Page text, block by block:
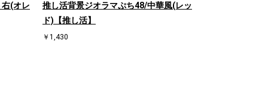
(オレ
推し活背景ジオラマぷち48/中華風(レッ
ド)【推し活】
￥1,430